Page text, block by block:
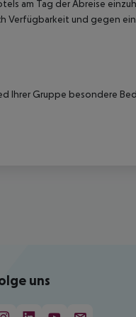
am Tag der Abreise
Verfügbarkeit und gegen
Ihrer Gruppe besondere
uns